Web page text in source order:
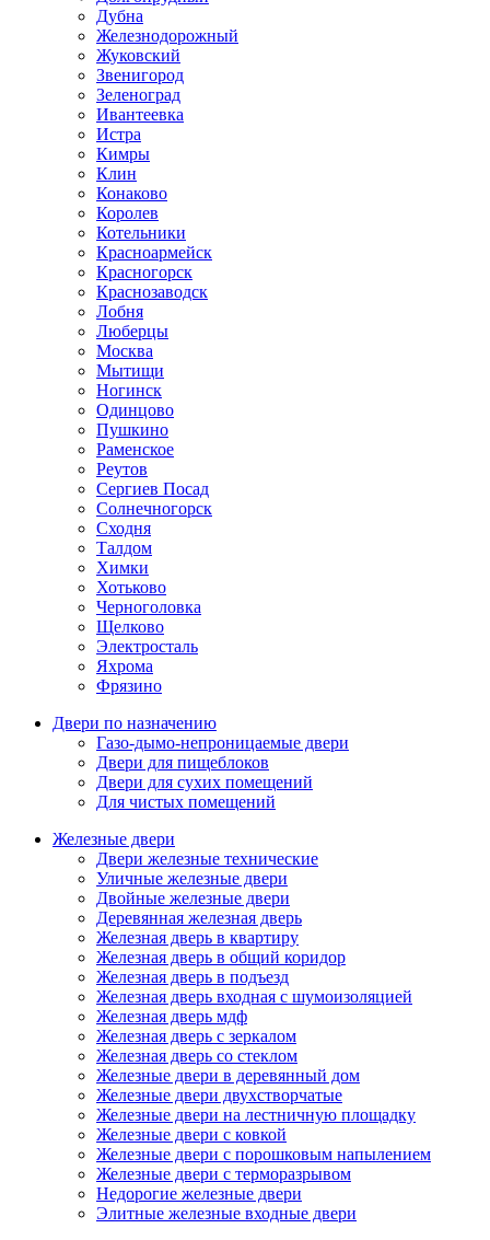
Дубна
Железнодорожный
Жуковский
Звенигород
Зеленоград
Ивантеевка
Истра
Кимры
Клин
Конаково
Королев
Котельники
Красноармейск
Красногорск
Краснозаводск
Лобня
Люберцы
Москва
Мытищи
Ногинск
Одинцово
Пушкино
Раменское
Реутов
Сергиев Посад
Солнечногорск
Сходня
Талдом
Химки
Хотьково
Черноголовка
Щелково
Электросталь
Яхрома
Фрязино
Двери по назначению
Газо-дымо-непроницаемые двери
Двери для пищеблоков
Двери для сухих помещений
Для чистых помещений
Железные двери
Двери железные технические
Уличные железные двери
Двойные железные двери
Деревянная железная дверь
Железная дверь в квартиру
Железная дверь в общий коридор
Железная дверь в подъезд
Железная дверь входная с шумоизоляцией
Железная дверь мдф
Железная дверь с зеркалом
Железная дверь со стеклом
Железные двери в деревянный дом
Железные двери двухстворчатые
Железные двери на лестничную площадку
Железные двери с ковкой
Железные двери с порошковым напылением
Железные двери с терморазрывом
Недорогие железные двери
Элитные железные входные двери